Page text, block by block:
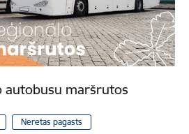
autobusu maršrutos
Neretas pagasts